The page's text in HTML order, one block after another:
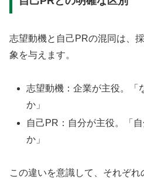
志望動機と自己PRの混同は、
象を与えます。
志望動機：企業が主役。「
か」
自己PR：自分が主役。「
か」
この違いを意識して、それぞれ